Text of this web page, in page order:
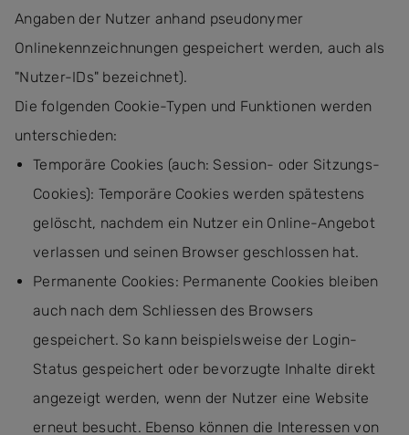
Angaben der Nutzer anhand pseudonymer
Onlinekennzeichnungen gespeichert werden, auch als
"Nutzer-IDs" bezeichnet).
Die folgenden Cookie-Typen und Funktionen werden
unterschieden:
Temporäre Cookies (auch: Session- oder Sitzungs-
Cookies): Temporäre Cookies werden spätestens
gelöscht, nachdem ein Nutzer ein Online-Angebot
verlassen und seinen Browser geschlossen hat.
Permanente Cookies: Permanente Cookies bleiben
auch nach dem Schliessen des Browsers
gespeichert. So kann beispielsweise der Login-
Status gespeichert oder bevorzugte Inhalte direkt
angezeigt werden, wenn der Nutzer eine Website
erneut besucht. Ebenso können die Interessen von